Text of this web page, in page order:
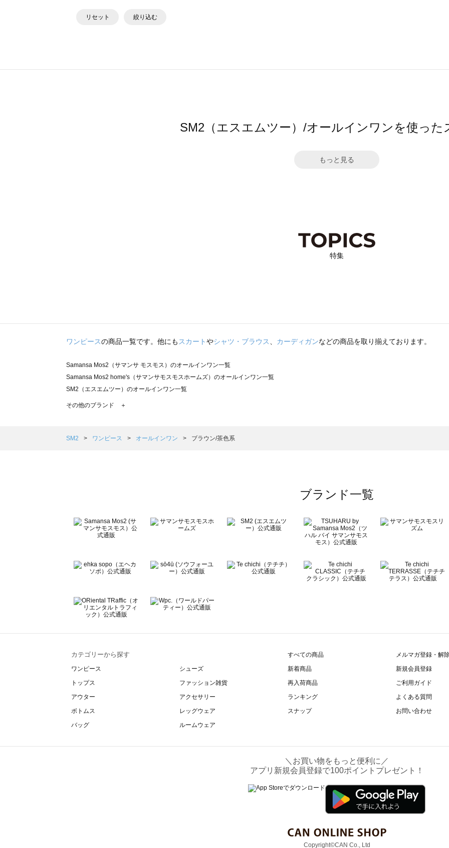
リセット 絞り込む
SM2（エスエムツー）/オールインワンを使った
もっと見る
特集
ワンピースの商品一覧です。他にも スカートやシャツ・ブラウス カーディガンなどの商品を取り揃えております。
Samansa Mos2（サマンサ モスモス）のオールインワン一覧
Samansa Mos2 home's（サマンサモスモスホームズ）のオールインワン一覧
SM2（エスエムツー）のオールインワン一覧
TSUHARU by Samansa Mos2（ツハルバイサマンサモスモス）のオールインワン一覧
Samansa Mos2 Lagom（サマンサモスモス ラーゴム）のオールインワン一覧
BETTY'S BLUE（べティーズブルー）のオールインワン一覧
Wpc.（ワールドパーティー）のオールインワン一覧
その他のブランド ＋
SM2 ワンピース オールインワン ブラウン/茶色系
ブランド一覧
カテゴリーから探す
ワンピース
トップス
アウター
ボトムス
バッグ
シューズ
ファッション雑貨
アクセサリー
レッグウェア
ルームウェア
すべての商品
新着商品
再入荷商品
ランキング
スナップ
メルマガ登録・解
新規会員登録
ご利用ガイド
よくある質問
お問い合わせ
＼お買い物をもっと便利に／
アプリ新規会員登録で100ポイントプレゼント！
Copyright©CAN Co., Ltd